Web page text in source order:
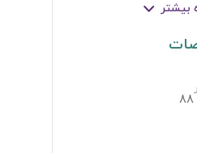
بیشتر
88